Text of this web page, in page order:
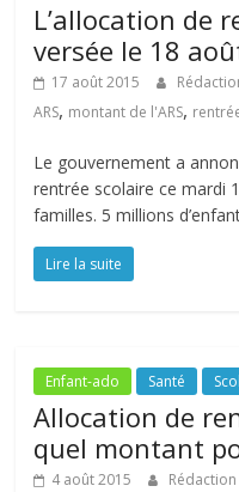
L’allocation de
versée le 18
17 août 2015
ARS, montant de l'ARS,
Le gouvernement a
rentrée scolaire ce mardi
familles. 5 millions
Lire la suite
Enfant-ado Santé
Allocation de
quel montant
4 août 2015 Rédaction